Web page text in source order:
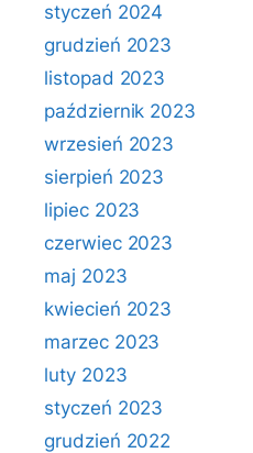
styczeń 2024
grudzień 2023
listopad 2023
październik 2023
wrzesień 2023
sierpień 2023
lipiec 2023
czerwiec 2023
maj 2023
kwiecień 2023
marzec 2023
luty 2023
styczeń 2023
grudzień 2022